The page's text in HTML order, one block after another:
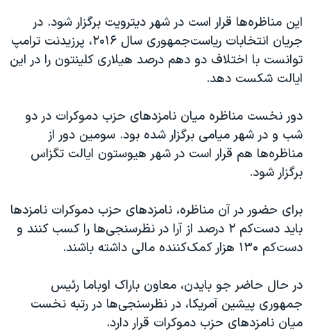
این مناظره‌ها قرار است در شهر دیترویت برگزار شود. در
جریان انتخابات ریاست‌جمهوری سال ۲۰۱۶، پرزیدنت ترامپ
توانست با اختلاف دو دهم درصد هیلاری کلینتون را در این
ایالت شکست دهد.
دور نخست مناظره میان نامزدهای حزب دموکرات در دو
شب و در شهر میامی برگزار شده بود. سومین دور از
مناظره‌ها هم قرار است در شهر هیوستون ایالت تگزاس
برگزار شود.
برای حضور در آن مناظره، نامزدهای حزب دموکرات نامزدها
باید دست‌کم ۲ درصد از آرا در نظرسنجی‌ها را کسب کنند و
دست‌کم ۱۳۰ هزار کمک‌کننده مالی داشته باشند.
در حال حاضر جو بایدن، معاون باراک اوباما رئيس
جمهوری پیشین آمریکا، در نظرسنجی‌ها در رتبه نخست
میان نامزدهای حزب دموکرات قرار دارد.